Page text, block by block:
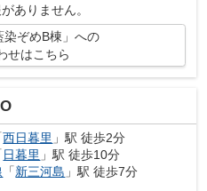
ありません。
染ぞめB棟」への
せはこちら
西日暮里 」駅 徒歩2分
日暮里 」駅 徒歩10分
「新三河島 」駅 徒歩7分